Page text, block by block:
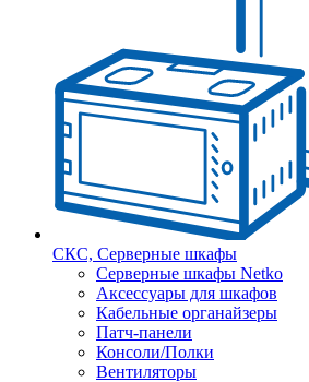
СКС, Серверные шкафы
Серверные шкафы Netko
Аксессуары для шкафов
Кабельные органайзеры
Патч-панели
Консоли/Полки
Вентиляторы